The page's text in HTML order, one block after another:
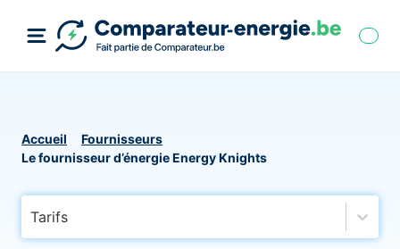
Accueil
Fournisseurs
Le fournisseur d’énergie Energy Knights
Tarifs